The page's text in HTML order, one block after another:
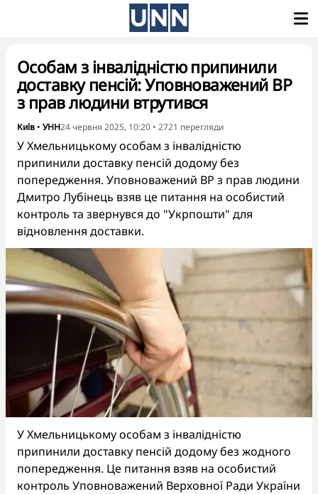
Особам з інвалідністю припинили
доставку пенсій: Уповноважений ВР
з прав людини втрутився
Київ • УНН24 червня 2025, 10:20 • 2721 перегляди
У Хмельницькому особам з інвалідністю
припинили доставку пенсій додому без
попередження. Уповноважений ВР з прав людини
Дмитро Лубінець взяв це питання на особистий
контроль та звернувся до "Укрпошти" для
відновлення доставки.
У Хмельницькому особам з інвалідністю
припинили доставку пенсій додому без жодного
попередження. Це питання взяв на особистий
контроль Уповноважений Верховної Ради України